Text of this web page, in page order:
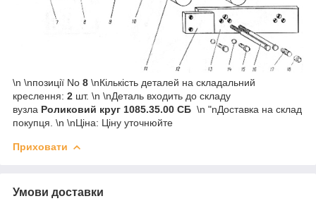
\n \nпозиції No 8 \nКількість деталей на складальний
креслення: 2 шт. \n \nДеталь входить до складу
вузла Роликовий круг 1085.35.00 СБ \n "nДоставка на склад
покупця. \n \nЦіна: Ціну уточнюйте
Приховати
Умови доставки